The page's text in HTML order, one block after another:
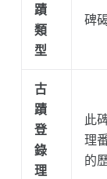
蹟
類
型
碑
古
蹟
登
錄
理
此
理
的